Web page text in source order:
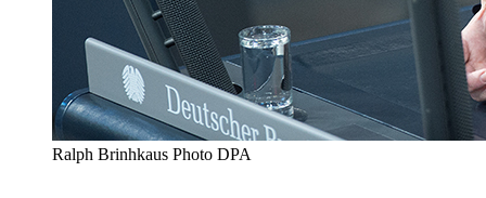
Ralph Brinhkaus Photo DPA